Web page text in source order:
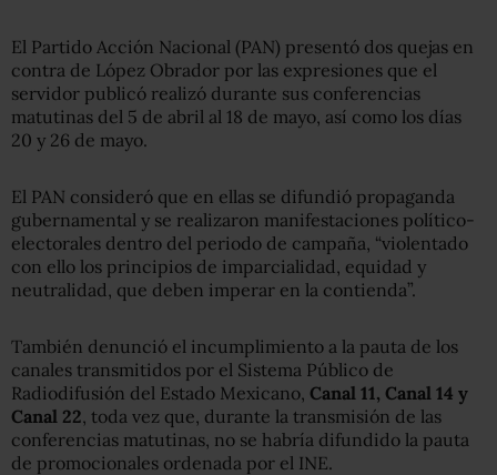
El Partido Acción Nacional (PAN) presentó dos quejas en
contra de López Obrador por las expresiones que el
servidor publicó realizó durante sus conferencias
matutinas del 5 de abril al 18 de mayo, así como los días
20 y 26 de mayo.
El PAN consideró que en ellas se difundió propaganda
gubernamental y se realizaron manifestaciones político-
electorales dentro del periodo de campaña, “violentado
con ello los principios de imparcialidad, equidad y
neutralidad, que deben imperar en la contienda”.
También denunció el incumplimiento a la pauta de los
canales transmitidos por el Sistema Público de
Radiodifusión del Estado Mexicano, Canal 11, Canal 14 y
Canal 22 , toda vez que, durante la transmisión de las
conferencias matutinas, no se habría difundido la pauta
de promocionales ordenada por el INE.